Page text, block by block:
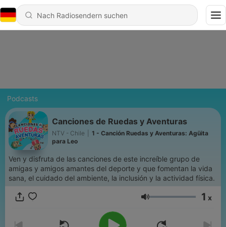
Podcasts
Canciones de Ruedas y Aventuras
NTV - Chile
1 - Canción Ruedas y Aventuras: Agüita
para Leo
Ven y disfruta de las canciones de este increíble grupo de
amigas y amigos amantes del deporte y que fomentan la vida
sana, el cuidado del ambiente, la inclusión y la actividad física.
Lautstärke 1 x